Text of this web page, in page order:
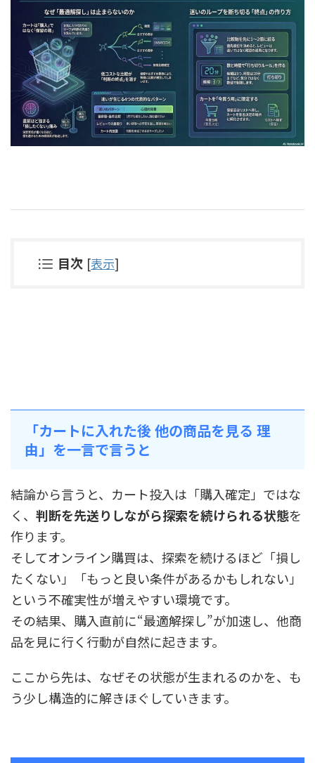
目次 [表示]
「カートに入れた後 他の商品を見る 理
由」を一言で言うと
結論から言うと、カート投入は「購入確定」ではな
く、 判断を先送りしながら探索を続けられる状態を
作ります。
そしてオンライン購買は、探索を続けるほど「損し
たくない」「もっと良い条件があるかもしれない」
という不確実性が増えやすい環境です。
その結果、購入直前に“最適解探し”が加速し、他商
品を見に行く行動が自然に起きます。
ここから先は、なぜその状態が生まれるのかを、も
う少し構造的に解きほぐしていきます。